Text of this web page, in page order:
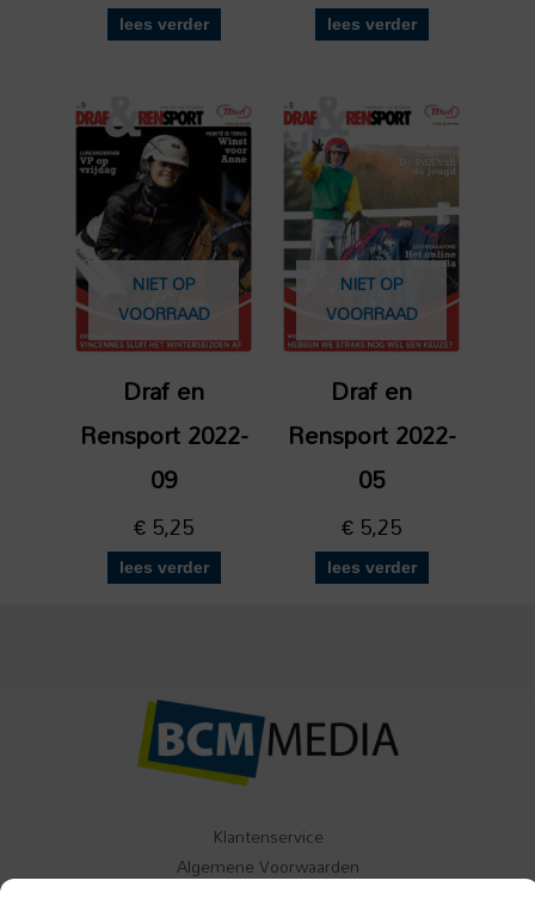
lees verder lees verder
NIET OP
VOORRAAD
Draf en
Rensport 2022-
09
€5,25
lees verder
NIET OP
VOORRAAD
Draf en
Rensport 2022-
05
€5,25
lees verder
Klantenservice
Algemene Voorwaarden